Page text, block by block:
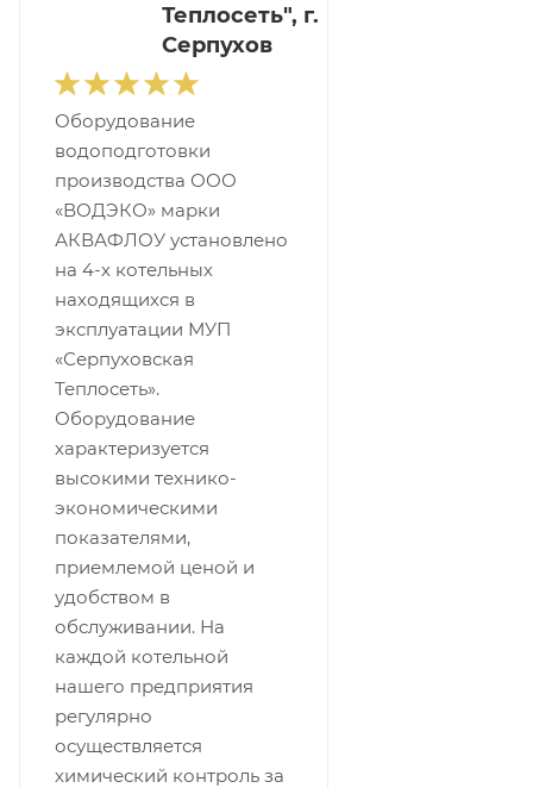
Теплосеть", г.
Серпухов
Оборудование
водоподготовки
производства ООО
«ВОДЭКО» марки
АКВАФЛОУ установлено
на 4-х котельных
находящихся в
эксплуатации МУП
«Серпуховская
Теплосеть».
Оборудование
характеризуется
высокими технико-
экономическими
показателями,
приемлемой ценой и
удобством в
обслуживании. На
каждой котельной
нашего предприятия
регулярно
осуществляется
химический контроль за